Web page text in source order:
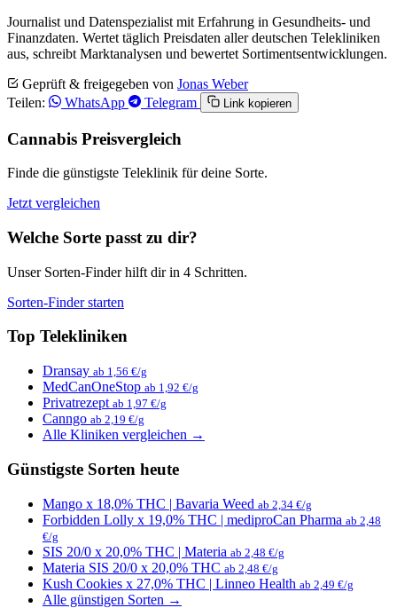
Journalist und Datenspezialist mit Erfahrung in Gesundheits- und
Finanzdaten. Wertet täglich Preisdaten aller deutschen Telekliniken
aus, schreibt Marktanalysen und bewertet Sortimentsentwicklungen.
Geprüft & freigegeben von Jonas Weber
Teilen:
WhatsApp Telegram Link kopieren
Cannabis Preisvergleich
Finde die günstigste Teleklinik für deine Sorte.
Jetzt vergleichen
Welche Sorte passt zu dir?
Unser Sorten-Finder hilft dir in 4 Schritten.
Sorten-Finder starten
Top Telekliniken
Dransay ab 1,56 €/g
MedCanOneStop ab 1,92 €/g
Privatrezept ab 1,97 €/g
Canngo ab 2,19 €/g
Alle Kliniken vergleichen →
Günstigste Sorten heute
Mango x 18,0% THC | Bavaria Weed ab 2,34 €/g
Forbidden Lolly x 19,0% THC | mediproCan Pharma ab 2,48
€/g
SIS 20/0 x 20,0% THC | Materia ab 2,48 €/g
Materia SIS 20/0 x 20,0% THC ab 2,48 €/g
Kush Cookies x 27,0% THC | Linneo Health ab 2,49 €/g
Alle günstigen Sorten →